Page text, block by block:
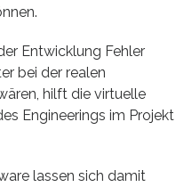
Entwicklung Fehler
bei der realen
hilft die virtuelle
Engineerings im Projekt
lassen sich damit